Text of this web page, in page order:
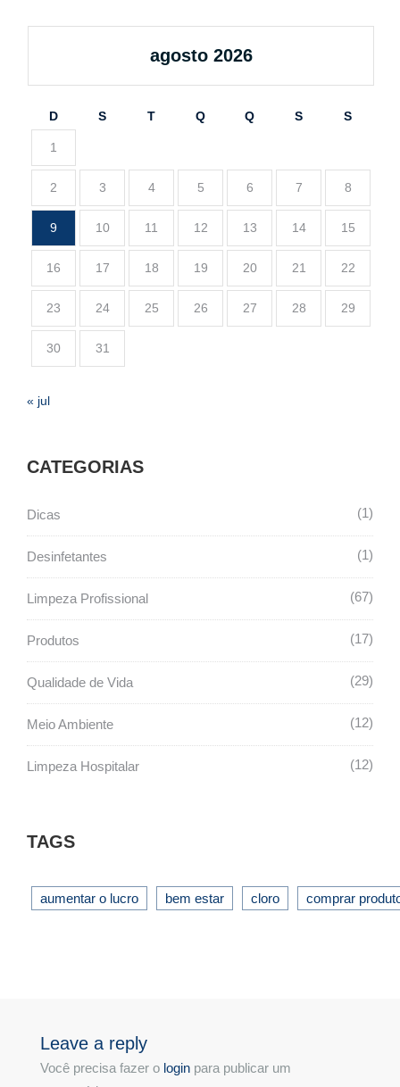
agosto 2026
D S T Q Q S S
1
2 3 4 5 6 7 8
9 10 11 12 13 14 15
16 17 18 19 20 21 22
23 24 25 26 27 28 29
30 31
« jul
CATEGORIAS
Dicas 1
Desinfetantes 1
Limpeza Profissional 67
Produtos 17
Qualidade de Vida 29
Meio Ambiente 12
Limpeza Hospitalar 12
TAGS
aumentar o lucro bem estar cloro comprar
Leave a reply
Você precisa fazer o login para publicar um